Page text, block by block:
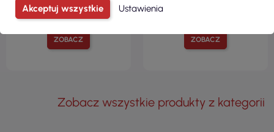
ZOBACZ ZOBACZ
Zobacz wszystkie produkty z kategorii
Akceptuj wszystkie Ustawienia